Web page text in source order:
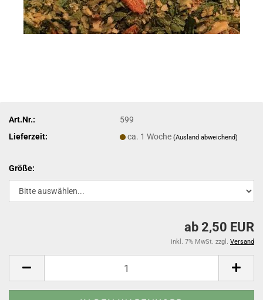
Art.Nr.:
599
Lieferzeit:
ca. 1 Woche(Ausland abweichend)
Größe:
ab 2,50 EUR
inkl. 7% MwSt. zzgl. Versand